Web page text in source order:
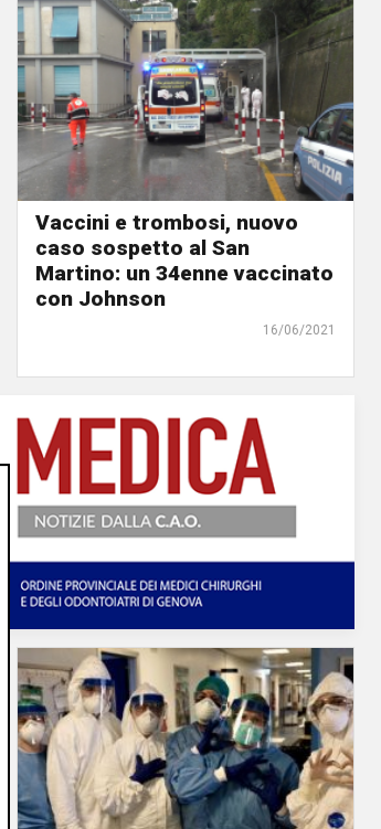
Vaccini e trombosi, nuovo
caso sospetto al San
Martino: un 34enne vaccinato
con Johnson
16/06/2021